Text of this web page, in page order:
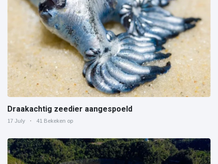
Draakachtig zeedier aangespoeld
17 July 41 Bekeken op